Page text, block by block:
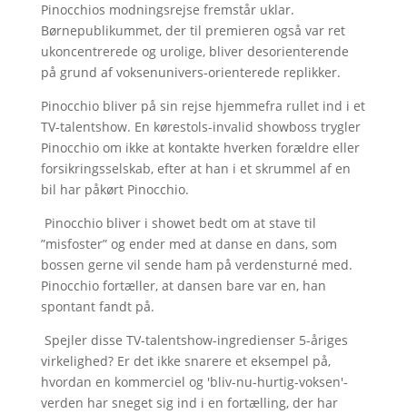
Pinocchios modningsrejse fremstår uklar.
Børnepublikummet, der til premieren også var ret
ukoncentrerede og urolige, bliver desorienterende
på grund af voksenunivers-orienterede replikker.
Pinocchio bliver på sin rejse hjemmefra rullet ind i et
TV-talentshow. En kørestols-invalid showboss trygler
Pinocchio om ikke at kontakte hverken forældre eller
forsikringsselskab, efter at han i et skrummel af en
bil har påkørt Pinocchio.
Pinocchio bliver i showet bedt om at stave til
”misfoster” og ender med at danse en dans, som
bossen gerne vil sende ham på verdensturné med.
Pinocchio fortæller, at dansen bare var en, han
spontant fandt på.
Spejler disse TV-talentshow-ingredienser 5-åriges
virkelighed? Er det ikke snarere et eksempel på,
hvordan en kommerciel og 'bliv-nu-hurtig-voksen'-
verden har sneget sig ind i en fortælling, der har